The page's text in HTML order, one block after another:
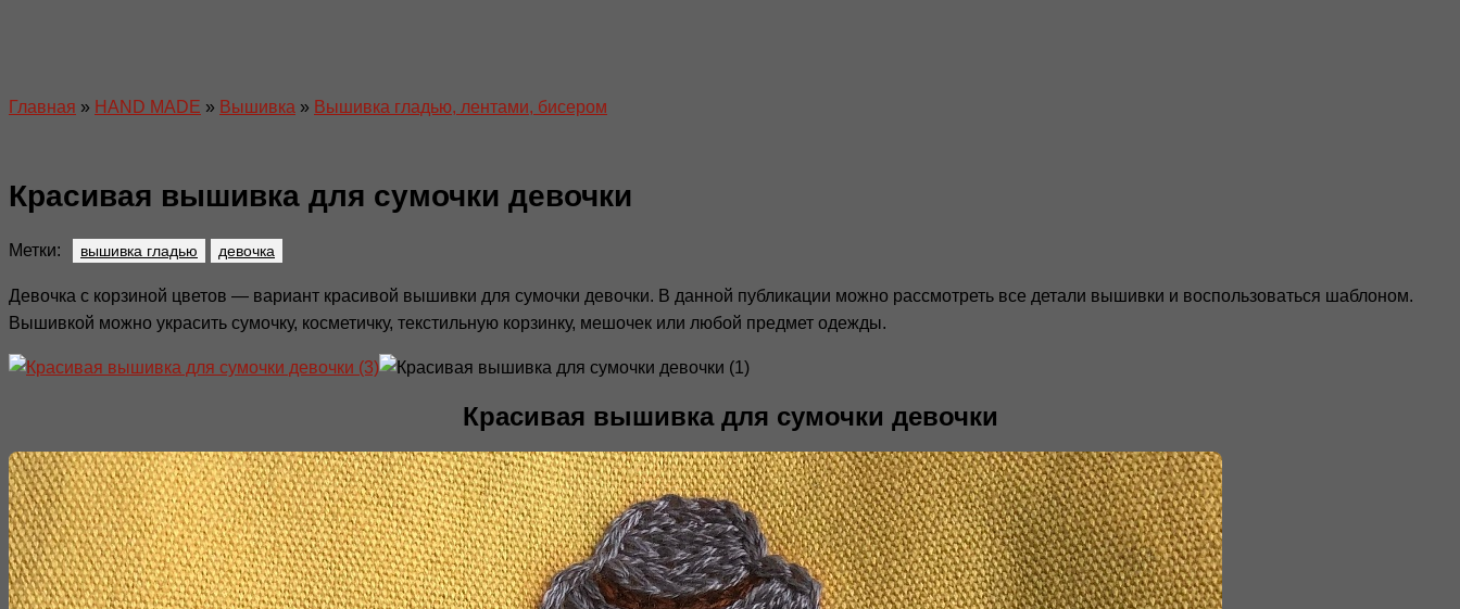
Главная » HAND MADE » Вышивка » Вышивка гладью, лентами, бисером
Красивая вышивка для сумочки девочки
Метки: вышивка гладью девочка
Девочка с корзиной цветов — вариант красивой вышивки для сумочки девочки. В данной публикации можно рассмотреть все детали вышивки и воспользоваться шаблоном.
Вышивкой можно украсить сумочку, косметичку, текстильную корзинку, мешочек или любой предмет одежды.
Красивая вышивка для сумочки девочки